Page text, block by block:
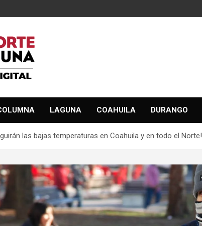
LAGUNA COAHUILA DURANGO
las bajas temperaturas en Coahuila y en todo el Norte!